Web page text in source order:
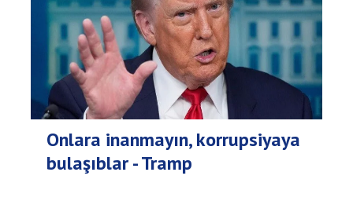
Onlara inanmayın, korrupsiyaya
bulaşıblar - Tramp